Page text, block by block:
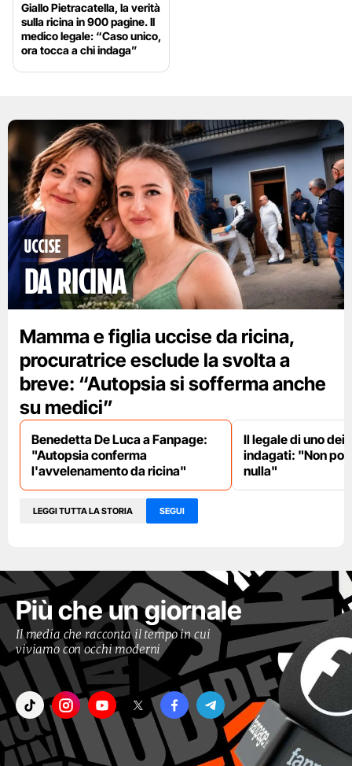
Giallo Pietracatella, la verità
sulla ricina in 900 pagine. Il
medico legale: “Caso unico,
ora tocca a chi indaga”
Uccise
da ricina
Mamma e figlia uccise da ricina,
procuratrice esclude la svolta a
breve: “Autopsia si sofferma anche
su medici”
Benedetta De Luca a Fanpage:
"Autopsia conferma
l'avvelenamento da ricina"
Il legale di uno dei
indagati: "Non
nulla"
LEGGI TUTTA LA STORIA SEGUI
Più che un giornale
Il media che racconta il tempo in cui
viviamo con occhi moderni